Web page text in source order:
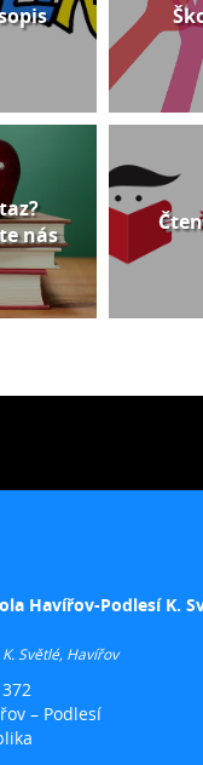
nás
Havířov-Podlesí K.
Světlé, Havířov
– Podlesí